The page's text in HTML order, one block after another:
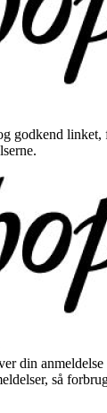
godkend
din
så